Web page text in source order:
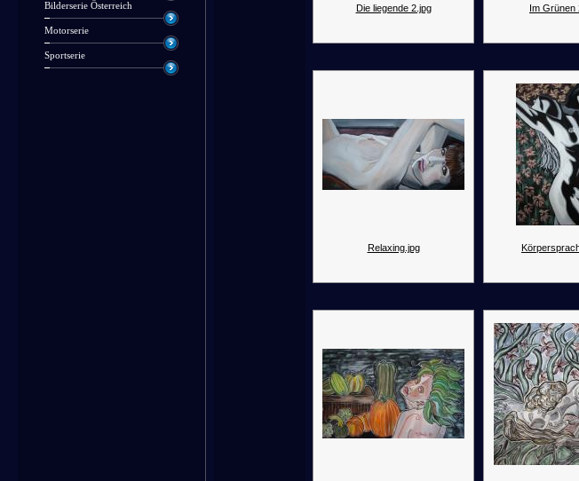
Bilderserie Österreich
Motorserie
Sportserie
Die liegende 2.jpg Im Grünen
Relaxing.jpg